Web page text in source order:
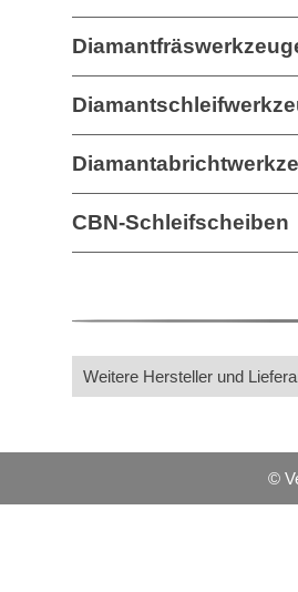
CBN-Schleifscheiben
Weitere Hersteller und
©